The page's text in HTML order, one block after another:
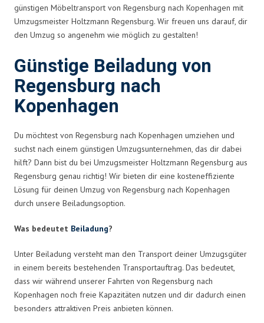
günstigen Möbeltransport von Regensburg nach Kopenhagen mit
Umzugsmeister Holtzmann Regensburg. Wir freuen uns darauf, dir
den Umzug so angenehm wie möglich zu gestalten!
Günstige Beiladung von
Regensburg nach
Kopenhagen
Du möchtest von Regensburg nach Kopenhagen umziehen und
suchst nach einem günstigen Umzugsunternehmen, das dir dabei
hilft? Dann bist du bei Umzugsmeister Holtzmann Regensburg aus
Regensburg genau richtig! Wir bieten dir eine kosteneffiziente
Lösung für deinen Umzug von Regensburg nach Kopenhagen
durch unsere Beiladungsoption.
Was bedeutet Beiladung?
Unter Beiladung versteht man den Transport deiner Umzugsgüter
in einem bereits bestehenden Transportauftrag. Das bedeutet,
dass wir während unserer Fahrten von Regensburg nach
Kopenhagen noch freie Kapazitäten nutzen und dir dadurch einen
besonders attraktiven Preis anbieten können.